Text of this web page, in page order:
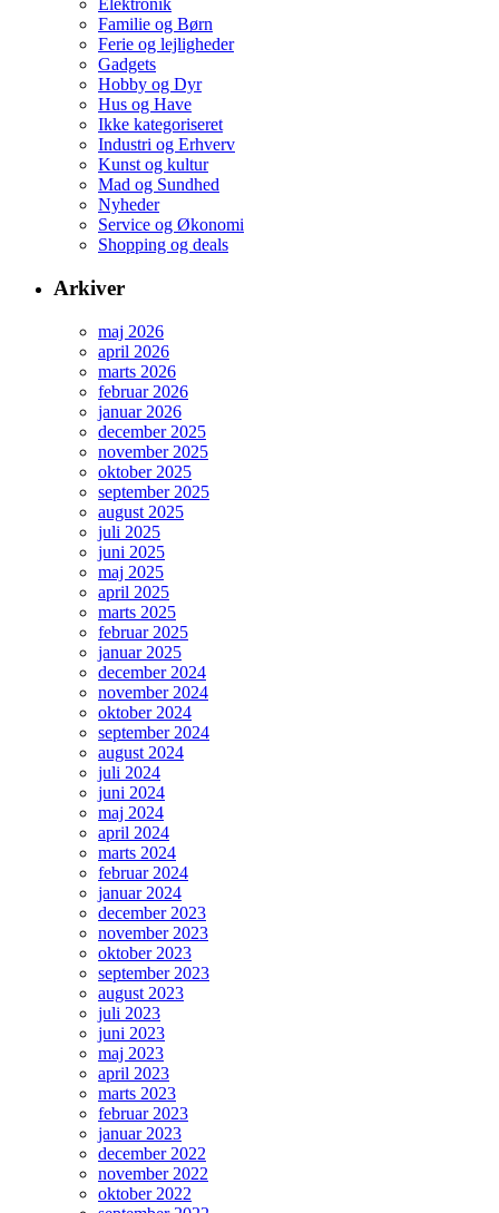
Elektronik
Familie og Børn
Ferie og lejligheder
Gadgets
Hobby og Dyr
Hus og Have
Ikke kategoriseret
Industri og Erhverv
Kunst og kultur
Mad og Sundhed
Nyheder
Service og Økonomi
Shopping og deals
Arkiver
maj 2026
april 2026
marts 2026
februar 2026
januar 2026
december 2025
november 2025
oktober 2025
september 2025
august 2025
juli 2025
juni 2025
maj 2025
april 2025
marts 2025
februar 2025
januar 2025
december 2024
november 2024
oktober 2024
september 2024
august 2024
juli 2024
juni 2024
maj 2024
april 2024
marts 2024
februar 2024
januar 2024
december 2023
november 2023
oktober 2023
september 2023
august 2023
juli 2023
juni 2023
maj 2023
april 2023
marts 2023
februar 2023
januar 2023
december 2022
november 2022
oktober 2022